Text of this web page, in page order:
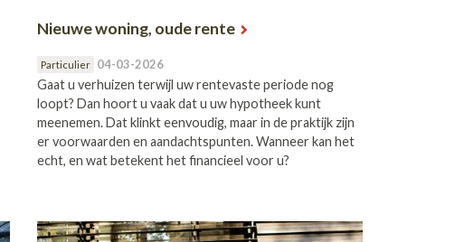
Nieuwe woning, oude rente
Particulier 04-03-2026
Gaat u verhuizen terwijl uw rentevaste periode nog
loopt? Dan hoort u vaak dat u uw hypotheek kunt
meenemen. Dat klinkt eenvoudig, maar in de praktijk zijn
er voorwaarden en aandachtspunten. Wanneer kan het
echt, en wat betekent het financieel voor u?